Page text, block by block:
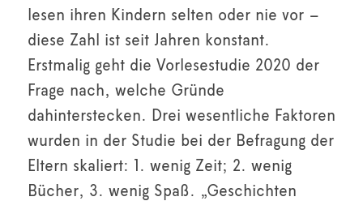
lesen ihren Kindern selten oder nie vor –
diese Zahl ist seit Jahren konstant.
Erstmalig geht die Vorlesestudie 2020 der
Frage nach, welche Gründe
dahinterstecken. Drei wesentliche Faktoren
wurden in der Studie bei der Befragung der
Eltern skaliert: 1. wenig Zeit; 2. wenig
Bücher, 3. wenig Spaß. „Geschichten